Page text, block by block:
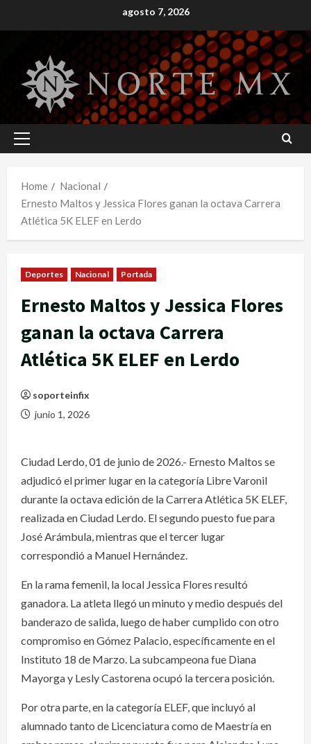
to
agosto 7, 2026
Primary
Home
Nacional
Ernesto Maltos y Jessica Flores ganan la octava Carrera
Atlética 5K ELEF en Lerdo
Deportes Nacional Portada
Ernesto Maltos y Jessica Flores
ganan la octava Carrera
Atlética 5K ELEF en Lerdo
soporteinfix
junio 1, 2026
Ciudad Lerdo, 01 de junio de 2026.- Ernesto Maltos se
adjudicó el primer lugar en la categoría Libre Varonil
durante la octava edición de la Carrera Atlética 5K ELEF,
realizada en Ciudad Lerdo. El segundo puesto fue para
José Arámbula, mientras que el tercer lugar
correspondió a Manuel Hernández.
En la rama femenil, la local Jessica Flores resultó
ganadora. La atleta llegó un minuto y medio después del
banderazo de salida, luego de haber cumplido con otro
compromiso en Gómez Palacio, específicamente en el
Instituto 18 de Marzo. La subcampeona fue Diana
Mayorga y Lesly Castorena ocupó la tercera posición.
Por otra parte, en la categoría ELEF, que incluyó al
alumnado tanto de Licenciatura como de Maestría en